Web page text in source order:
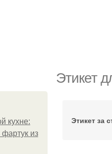
Этикет
кухне:
фартук из
Этикет за